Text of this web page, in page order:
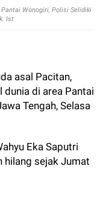
Wonogiri, Polisi Selidiki
Ist
asal Pacitan,
di area Pantai
Tengah, Selasa
Eka Saputri
hilang sejak Jumat